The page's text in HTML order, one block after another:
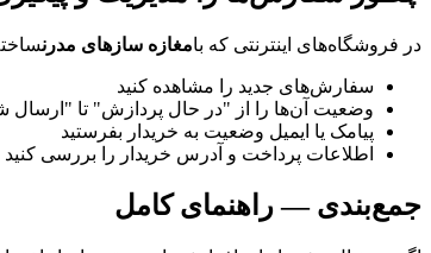
در فروشگاه‌های اینترنتی که بامغازه سازهای مدرن
سفارش‌های جدید را مشاهده کنید
وضعیت آن‌ها را از "در حال پردازش" تا "ارسال
پیامک یا ایمیل وضعیت به خریدار بفرستید
اطلاعات پرداخت و آدرس خریدار را بررسی کنید
جمع‌بندی — راهنمای کامل